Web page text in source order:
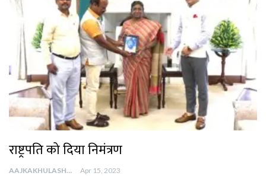
राष्ट्रपति को दिया निमंत्रण
AAJKAKHULASHA Apr 15, 2023